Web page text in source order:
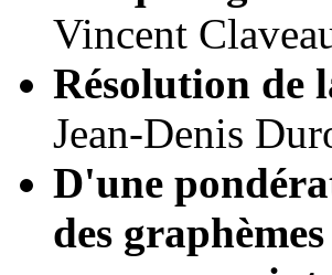
Vincent
Résolution de
Jean-Denis
D'une
des